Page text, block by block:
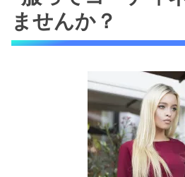
ませんか？